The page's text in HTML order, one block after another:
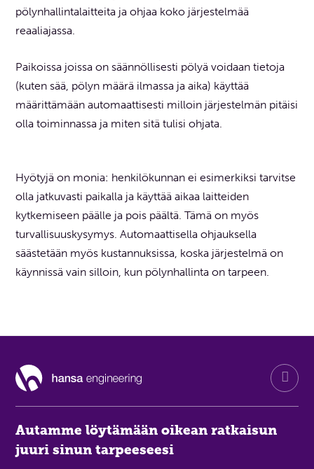
pölynhallintalaitteita ja ohjaa koko järjestelmää
reaaliajassa.
Paikoissa joissa on säännöllisesti pölyä voidaan tietoja
(kuten sää, pölyn määrä ilmassa ja aika) käyttää
määrittämään automaattisesti milloin järjestelmän pitäisi
olla toiminnassa ja miten sitä tulisi ohjata.
Hyötyjä on monia: henkilökunnan ei esimerkiksi tarvitse
olla jatkuvasti paikalla ja käyttää aikaa laitteiden
kytkemiseen päälle ja pois päältä. Tämä on myös
turvallisuuskysymys. Automaattisella ohjauksella
säästetään myös kustannuksissa, koska järjestelmä on
käynnissä vain silloin, kun pölynhallinta on tarpeen.
Autamme löytämään oikean ratkaisun
juuri sinun tarpeeseesi